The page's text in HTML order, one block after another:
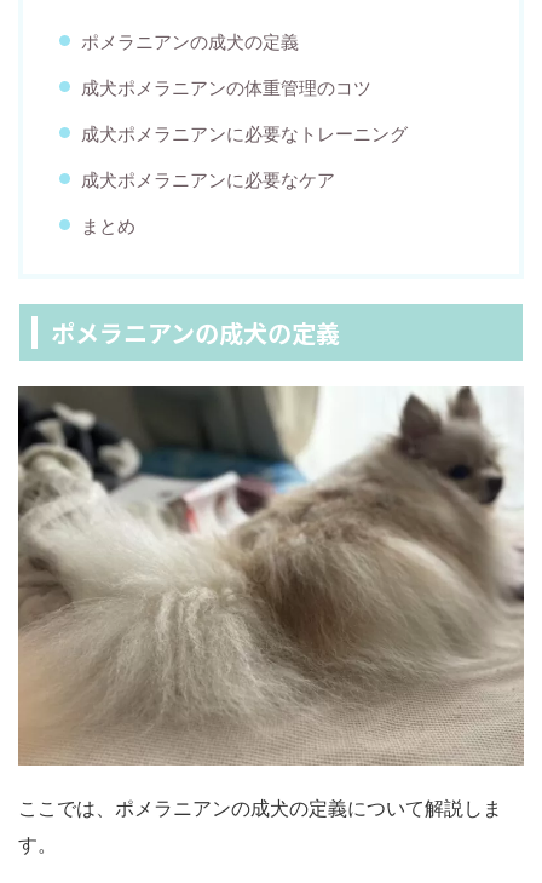
ポメラニアンの成犬の定義
成犬ポメラニアンの体重管理のコツ
成犬ポメラニアンに必要なトレーニング
成犬ポメラニアンに必要なケア
まとめ
ポメラニアンの成犬の定義
ここでは、ポメラニアンの成犬の定義について解説しま
す。